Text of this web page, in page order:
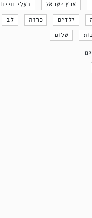
ארץ ישראל בעלי חיים
ילדים כרזה לב
שלום